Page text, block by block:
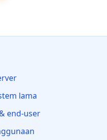
lama
end-user